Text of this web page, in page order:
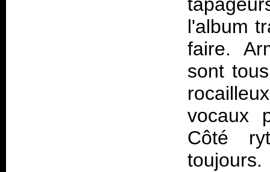
l'album
faire.
sont
vocaux
Côté
toujours.